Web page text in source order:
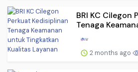
BRI KC Cilegon
Tenaga
2 months ago